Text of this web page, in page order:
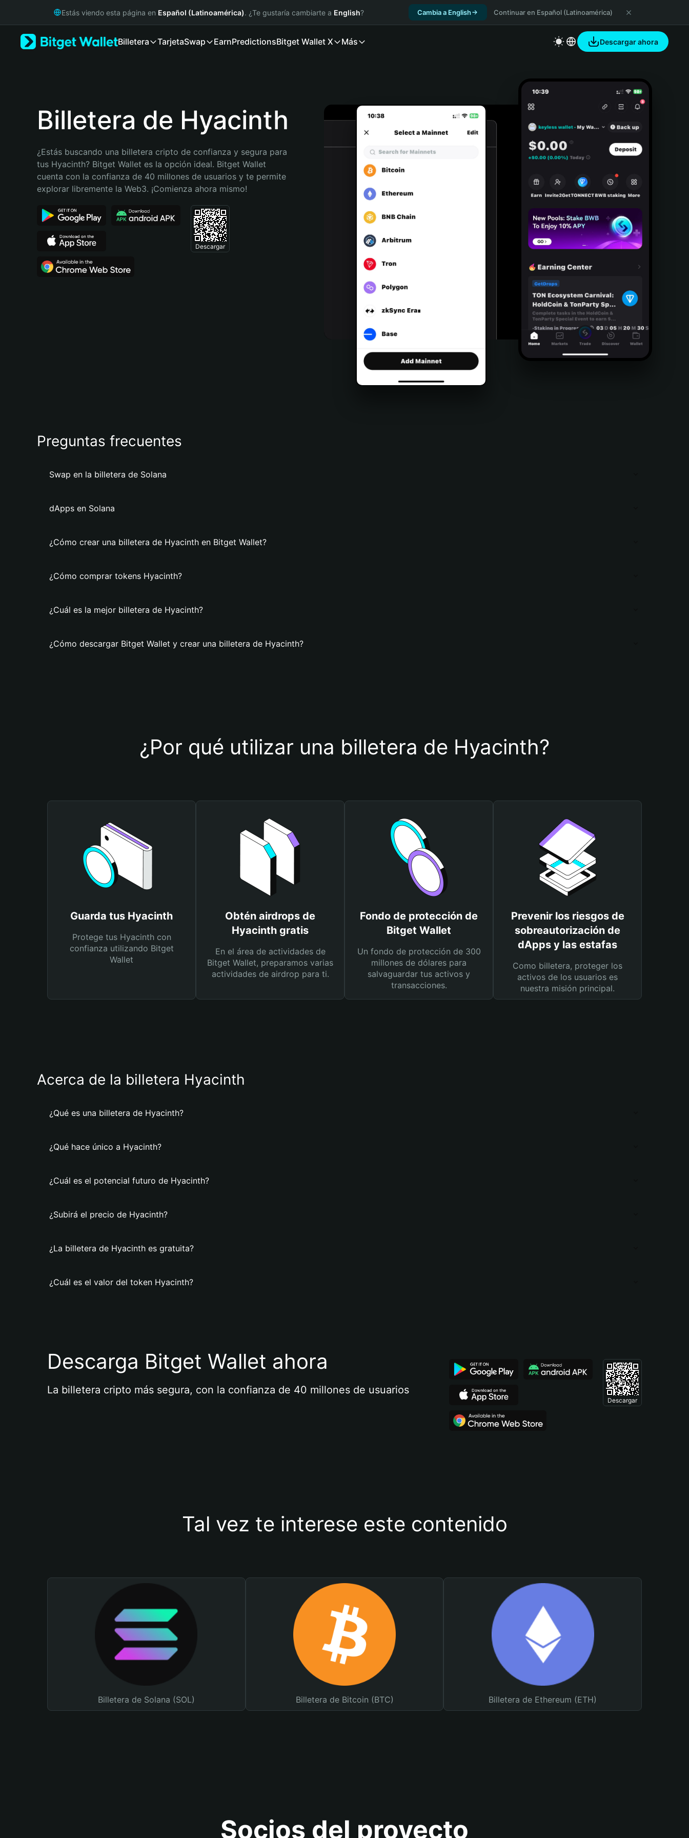
Русский
Bahasa Indonesia
Português (Brasil)
Estás viendo esta página en Español (Latinoamérica). ¿Te gustaría cambiarte a English? Cambia a English Continuar en Español (Latinoamérica)
Billetera TarjetaSwap EarnPredictionsBitget Wallet X Más Descargar ahora
Billetera de Hyacinth
¿Estás buscando una billetera cripto de confianza y segura para
tus Hyacinth? Bitget Wallet es la opción ideal. Bitget Wallet
cuenta con la confianza de 40 millones de usuarios y te permite
explorar libremente la Web3. ¡Comienza ahora mismo!
Descargar
Preguntas frecuentes
Swap en la billetera de Solana
dApps en Solana
¿Cómo crear una billetera de Hyacinth en Bitget Wallet?
¿Cómo comprar tokens Hyacinth?
¿Cuál es la mejor billetera de Hyacinth?
¿Cómo descargar Bitget Wallet y crear una billetera de Hyacinth?
¿Por qué utilizar una billetera de Hyacinth?
Guarda tus Hyacinth
Protege tus Hyacinth con
confianza utilizando Bitget
Wallet
Obtén airdrops de
Hyacinth gratis
En el área de actividades de
Bitget Wallet, preparamos varias
actividades de airdrop para ti.
Fondo de protección de
Bitget Wallet
Un fondo de protección de 300
millones de dólares para
salvaguardar tus activos y
transacciones.
Prevenir los riesgos de
sobreautorización de
dApps y las estafas
Como billetera, proteger los
activos de los usuarios es
nuestra misión principal.
Acerca de la billetera Hyacinth
¿Qué es una billetera de Hyacinth?
¿Qué hace único a Hyacinth?
¿Cuál es el potencial futuro de Hyacinth?
¿Subirá el precio de Hyacinth?
¿La billetera de Hyacinth es gratuita?
¿Cuál es el valor del token Hyacinth?
Descarga Bitget Wallet ahora
La billetera cripto más segura, con la confianza de 40 millones de usuarios
Descargar
Tal vez te interese este contenido
Billetera de Solana (SOL) Billetera de Bitcoin (BTC) Billetera de Ethereum (ETH)
Socios del proyecto